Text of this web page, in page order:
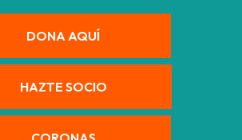
DONA AQUÍ
HAZTE SOCIO